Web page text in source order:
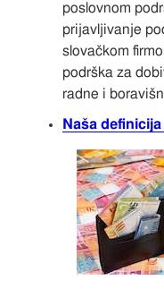
poslovnom
prijavljivanje
slovačkom
podrška za
radne i
Naša